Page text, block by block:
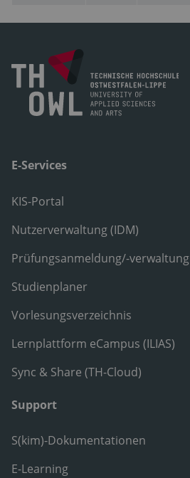
E-Services
KIS-Portal
Nutzerverwaltung (IDM)
Prüfungsanmeldung/-verwaltung
Studienplaner
Vorlesungsverzeichnis
Lernplattform eCampus (ILIAS)
Sync & Share (TH-Cloud)
Support
S(kim)-Dokumentationen
E-Learning